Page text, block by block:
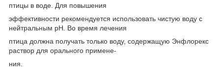
птицы в воде. Для повышения
эффективности рекомендуется использовать чистую воду с
нейтральным рН. Во время лечения
птица должна получать только воду, содержащую Энфлорекс
раствор для орального примене-
ния.